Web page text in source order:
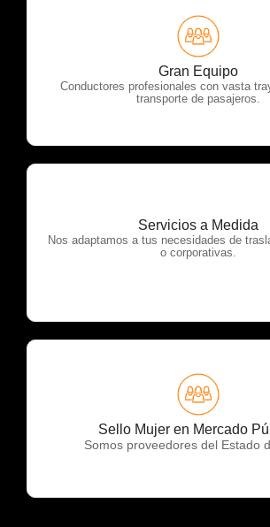
Gran Equipo
Conductores profesionales con vasta
transporte de pasajeros.
OTP Servicios
Servicios a Medida
Nos adaptamos a tus necesidades de
o corporativas.
OTP Servicios
Sello Mujer en Mercado
Somos proveedores del Estado
OTP Servicios